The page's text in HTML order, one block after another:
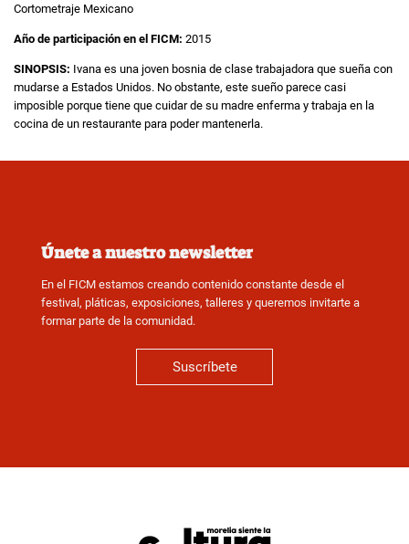
Cortometraje Mexicano
Año de participación en el FICM: 2015
SINOPSIS: Ivana es una joven bosnia de clase trabajadora que sueña con
mudarse a Estados Unidos. No obstante, este sueño parece casi
imposible porque tiene que cuidar de su madre enferma y trabaja en la
cocina de un restaurante para poder mantenerla.
Únete a nuestro newsletter
En el FICM estamos creando contenido constante desde el
festival, pláticas, exposiciones, talleres y queremos invitarte a
formar parte de la comunidad.
Suscríbete